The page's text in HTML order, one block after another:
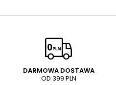
DARMOWA DOSTAWA
OD 399 PLN